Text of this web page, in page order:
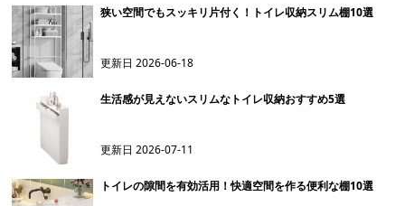
狭い空間でもスッキリ片付く！トイレ収納スリム棚10選
更新日2026-06-18
生活感が見えないスリムなトイレ収納おすすめ5選
更新日2026-07-11
トイレの隙間を有効活用！快適空間を作る便利な棚10選